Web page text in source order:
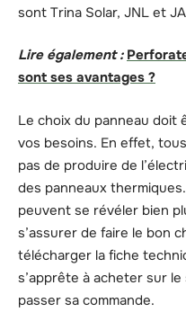
sont Trina Solar, JNL et
Lire également :
sont ses avantages ?
Le choix du panneau
vos besoins. En effet,
pas de produire de
des panneaux
peuvent se révéler bien
s’assurer de faire le bon
télécharger la fiche
s’apprête à acheter sur
passer sa commande.